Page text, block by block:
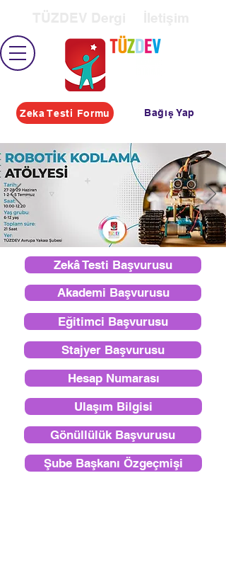
Zeka Testi Formu Bağış Yap
Zekâ Testi Başvurusu
Akademi Başvurusu
Eğitimci Başvurusu
Stajyer Başvurusu
Hesap Numarası
Ulaşım Bilgisi
Gönüllülük Başvurusu
Şube Başkanı Özgeçmişi